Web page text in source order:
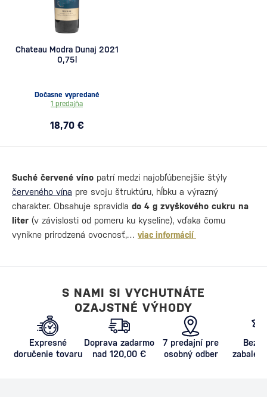
Chateau Modra Dunaj 2021
0,75l
Dočasne vypredané
1 predajňa
18,70 €
Suché červené víno patrí medzi najobľúbenejšie štýly
červeného vína pre svoju štruktúru, hĺbku a výrazný
charakter. Obsahuje spravidla do 4 g zvyškového cukru na
liter (v závislosti od pomeru ku kyseline), vďaka čomu
vynikne prirodzená ovocnosť,… viac informácií
S NAMI SI VYCHUTNÁTE
OZAJSTNÉ VÝHODY
Expresné
doručenie tovaru
Doprava zadarmo
nad 120,00 €
7 predajní pre
osobný odber